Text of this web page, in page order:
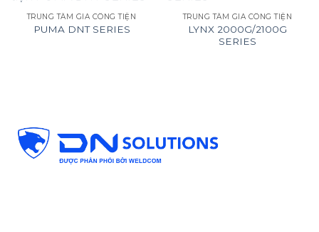
TRUNG TÂM GIA CÔNG TIỆN
PUMA DNT SERIES
TRUNG TÂM GIA CÔNG TIỆN
LYNX 2000G/2100G
SERIES